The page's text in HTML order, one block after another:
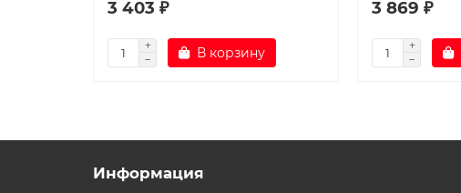
3 403 ₽
В корзину
3 869 ₽
Информация